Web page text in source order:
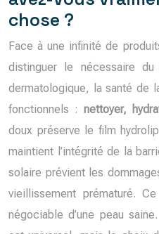
chose ?
Face à une infinité de
distinguer le nécessaire
dermatologique, la santé de
fonctionnels : nettoyer,
doux préserve le film
maintient l’intégrité de la
solaire prévient les
vieillissement prématuré.
négociable d’une peau